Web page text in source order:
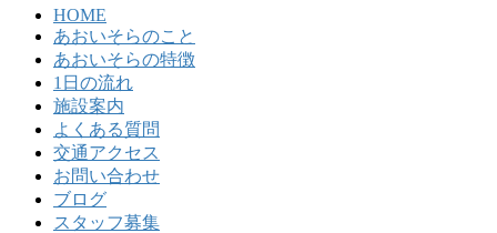
HOME
あおいそらのこと
あおいそらの特徴
1日の流れ
施設案内
よくある質問
交通アクセス
お問い合わせ
ブログ
スタッフ募集